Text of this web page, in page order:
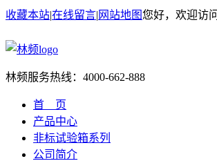
收藏本站|在线留言| 网站地图您好，欢迎访
林频服务热线： 4000-662-888
首 页
产品中心
非标试验箱系列
公司简介